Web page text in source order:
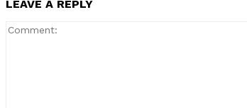
LEAVE A REPLY